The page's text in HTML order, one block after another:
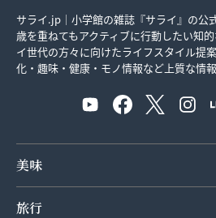
サライ.jp｜小学館の雑誌『サライ』の公
歳を重ねてもアクティブに行動したい知
イ世代の方々に向けたライフスタイル提
化・趣味・健康・モノ情報など上質な情
美味
旅行